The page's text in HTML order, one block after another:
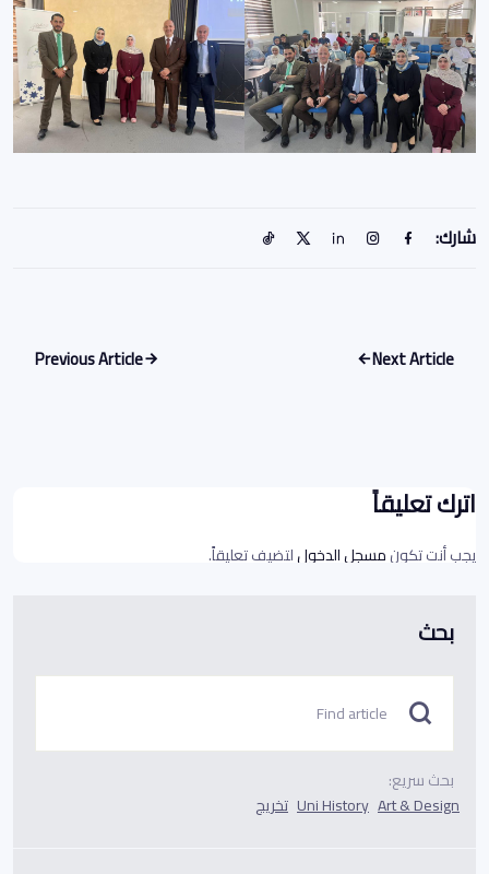
شارك:
Next Article
Previous Article
اترك تعليقاً
يجب أنت تكونمسجل الدخوللتضيف تعليقاً.
بحث
بحث سريع:
Art & Design
Uni History تخريج